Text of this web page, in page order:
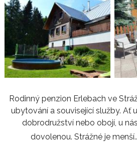
Rodinný penzion Erlebach ve
ubytování a související služby. Ať
dobrodružství nebo obojí, u
dovolenou. Strážné je